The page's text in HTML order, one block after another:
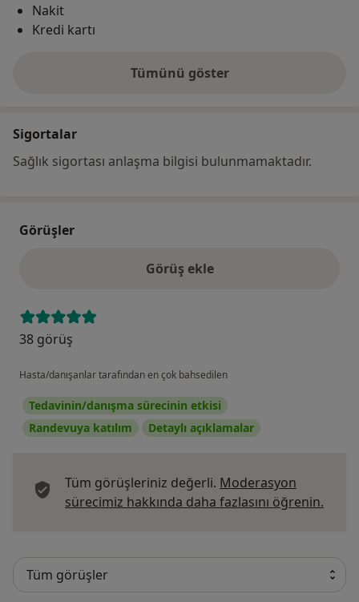
Nakit
Kredi kartı
Tümünü göster
adres hakkında
Sigortalar
Sağlık sigortası anlaşma bilgisi bulunmamaktadır.
Görüşler
Görüş ekle
38 görüş
Hasta/danışanlar tarafından en çok bahsedilen
Tedavinin/danışma sürecinin etkisi
Randevuya katılım
Detaylı açıklamalar
Tüm görüşleriniz değerli. Moderasyon
sürecimiz hakkında daha fazlasını öğrenin.